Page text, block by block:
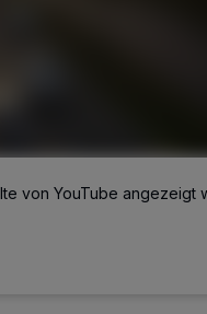
von YouTube angezeigt
Metropole. Die
zu abonnieren